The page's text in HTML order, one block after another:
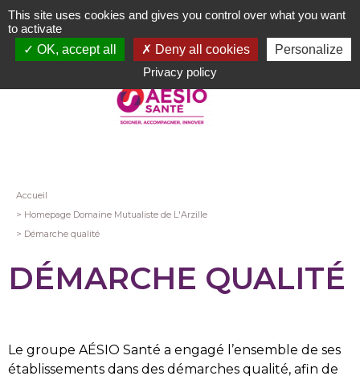
Aller
au
contenu
Fil
d'Ariane
Accueil
Homepage Domaine Mutualiste de L'Arzille
Démarche qualité
DÉMARCHE QUALITÉ
Le groupe AÉSIO Santé a engagé l’ensemble de ses
établissements dans des démarches qualité, afin de
This site uses cookies and gives you control over what you want
to activate
OK, accept all
Deny all cookies
Personalize
Privacy policy